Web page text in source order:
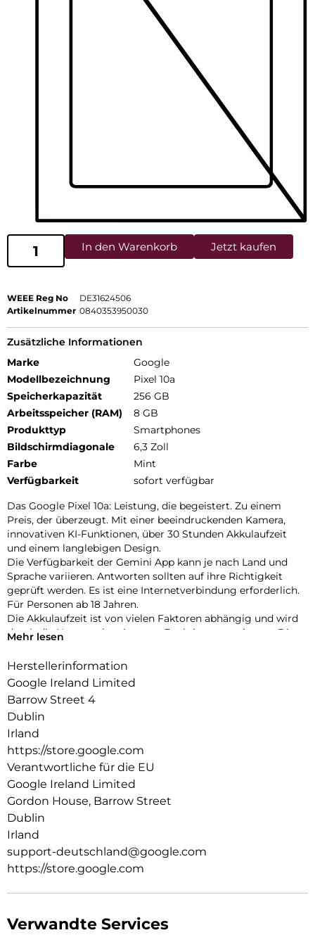
In den Warenkorb Jetzt kaufen
WEEE Reg No
DE31624506
Artikelnummer 0840353950030
Zusätzliche Informationen
Marke
Google
Modellbezeichnung
Pixel 10a
Speicherkapazität
256 GB
Arbeitsspeicher (RAM)
8 GB
Produkttyp
Smartphones
Bildschirmdiagonale
6,3 Zoll
Farbe
Mint
Verfügbarkeit
sofort verfügbar
Das Google Pixel 10a: Leistung, die begeistert. Zu einem
Preis, der überzeugt. Mit einer beeindruckenden Kamera,
innovativen KI-Funktionen, über 30 Stunden Akkulaufzeit
und einem langlebigen Design.
Die Verfügbarkeit der Gemini App kann je nach Land und
Sprache variieren. Antworten sollten auf ihre Richtigkeit
geprüft werden. Es ist eine Internetverbindung erforderlich.
Für Personen ab 18 Jahren.
Die Akkulaufzeit ist von vielen Faktoren abhängig und wird
durch die Nutzung bestimmter Funktionen verringert. Die
Zeit verwaltet die Pixel-Software die Akkuleistung, um die
erhalten. Unter g.co/pixel/battery tests und
g.co/pixel/batteryhealth findest du weitere Informationen.
Mehr lesen
Herstellerinformation
Google Ireland Limited
Barrow Street 4
Dublin
Irland
https://store.google.com
Verantwortliche für die EU
Google Ireland Limited
Gordon House, Barrow Street
Dublin
Irland
support-deutschland@google.com
https://store.google.com
Verwandte Services